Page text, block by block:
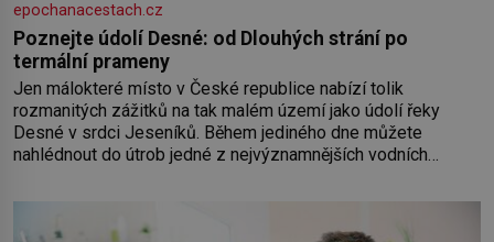
epochanacestach.cz
Poznejte údolí Desné: od Dlouhých strání po
termální prameny
Jen málokteré místo v České republice nabízí tolik
rozmanitých zážitků na tak malém území jako údolí řeky
Desné v srdci Jeseníků. Během jediného dne můžete
nahlédnout do útrob jedné z nejvýznamnějších vodních
koloběžce a den zakončit poznáváním památek ve Velkých